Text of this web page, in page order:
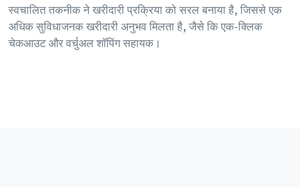
स्वचालित तकनीक ने खरीदारी प्रक्रिया को सरल बनाया है, जिससे एक
अधिक सुविधाजनक खरीदारी अनुभव मिलता है, जैसे कि एक-क्लिक
चेकआउट और वर्चुअल शॉपिंग सहायक।